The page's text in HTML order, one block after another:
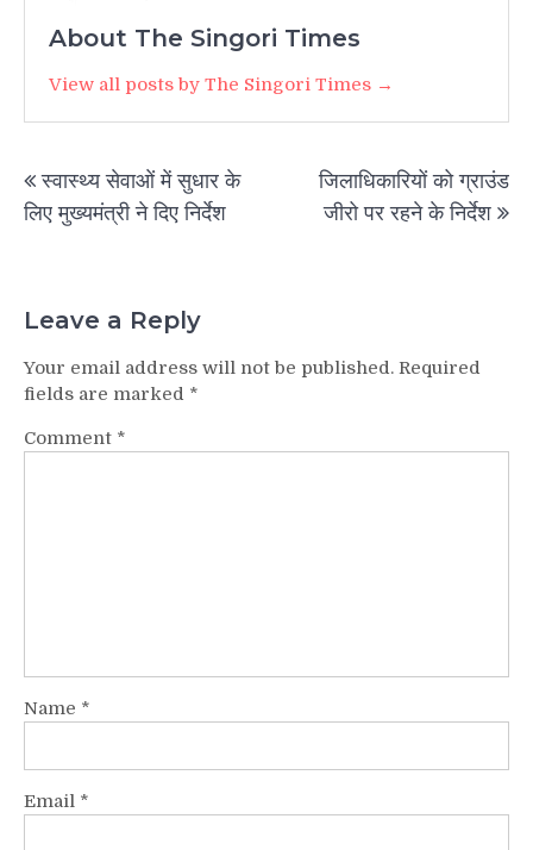
About The Singori Times
View all posts by The Singori Times →
navigation
स्वास्थ्य सेवाओं में सुधार के
लिए मुख्यमंत्री ने दिए निर्देश
जिलाधिकारियों को ग्राउंड
जीरो पर रहने के निर्देश
Leave a Reply
Your email address will not be published. Required
fields are marked *
Comment *
Name *
Email *